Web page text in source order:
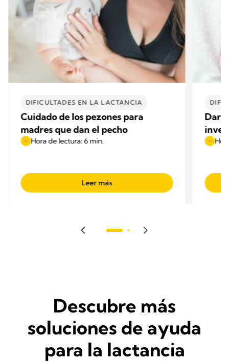
DIFICULTADES EN LA LACTANCIA
Cuidado de los pezones para
madres que dan el pecho
Hora de lectura: 6 min.
Leer más
Dar
Descubre más
soluciones de ayuda
para la lactancia